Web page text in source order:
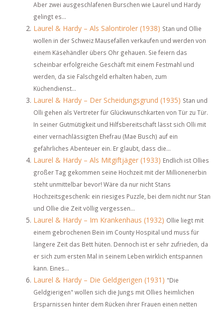
Aber zwei ausgeschlafenen Burschen wie Laurel und Hardy
gelingt es...
Laurel & Hardy – Als Salontiroler (1938) Stan und Ollie
wollen in der Schweiz Mausefallen verkaufen und werden von
einem Käsehändler übers Ohr gehauen. Sie feiern das
scheinbar erfolgreiche Geschäft mit einem Festmahl und
werden, da sie Falschgeld erhalten haben, zum
Küchendienst...
Laurel & Hardy – Der Scheidungsgrund (1935) Stan und
Olli gehen als Vertreter für Glückwunschkarten von Tür zu Tür.
In seiner Gutmütigkeit und Hilfsbereitschaft lässt sich Olli mit
einer vernachlässigten Ehefrau (Mae Busch) auf ein
gefährliches Abenteuer ein. Er glaubt, dass die...
Laurel & Hardy – Als Mitgiftjäger (1933) Endlich ist Ollies
großer Tag gekommen seine Hochzeit mit der Millionenerbin
steht unmittelbar bevor! Wäre da nur nicht Stans
Hochzeitsgeschenk: ein riesiges Puzzle, bei dem nicht nur Stan
und Ollie die Zeit völlig vergessen...
Laurel & Hardy – Im Krankenhaus (1932) Ollie liegt mit
einem gebrochenen Bein im County Hospital und muss für
längere Zeit das Bett hüten. Dennoch ist er sehr zufrieden, da
er sich zum ersten Mal in seinem Leben wirklich entspannen
kann. Eines...
Laurel & Hardy – Die Geldgierigen (1931) "Die
Geldgierigen" wollen sich die Jungs mit Ollies heimlichen
Ersparnissen hinter dem Rücken ihrer Frauen einen netten